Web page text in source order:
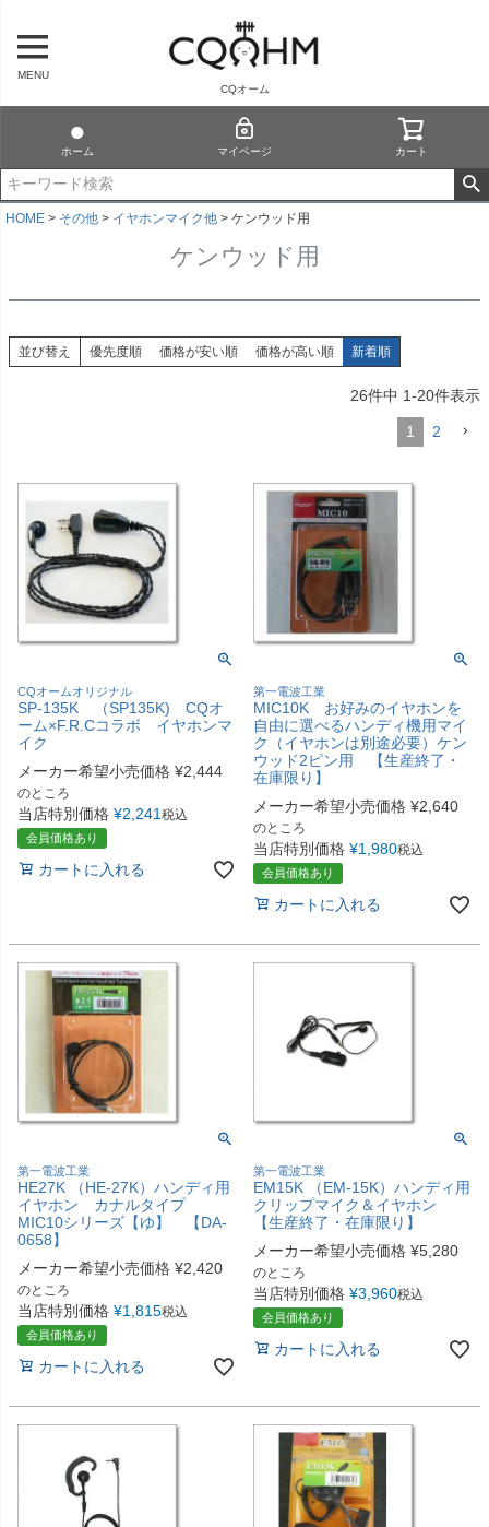
MENU
CQオーム
ホーム マイページ カート
HOME その他 イヤホンマイク他 ケンウッド用
ケンウッド用
並び替え 優先度順 価格が安い順 価格が高い順 新着順
26件中 1-20件表示
1 2
CQオームオリジナル
SP-135K （SP135K) CQオ
ーム×F.R.Cコラボ イヤホンマ
イク
メーカー希望小売価格 ¥2,444
のところ
当店特別価格 ¥2,241 税込
会員価格あり
カートに入れる
第一電波工業
MIC10K お好みのイヤホンを
自由に選べるハンディ機用マイ
ク（イヤホンは別途必要）ケン
ウッド2ピン用 【生産終了・
在庫限り】
メーカー希望小売価格 ¥2,640
のところ
当店特別価格 ¥1,980税込
会員価格あり
カートに入れる
第一電波工業
HE27K （HE-27K）ハンディ用
イヤホン カナルタイプ
MIC10シリーズ【ゆ】 【DA-
0658】
メーカー希望小売価格 ¥2,420
のところ
当店特別価格 ¥1,815税込
会員価格あり
カートに入れる
第一電波工業
EM15K （EM-15K）ハンディ用
クリップマイク＆イヤホン
【生産終了・在庫限り】
メーカー希望小売価格 ¥5,280
のところ
当店特別価格 ¥3,960税込
会員価格あり
カートに入れる